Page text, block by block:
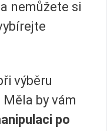
a nemůžete si
výběru
Měla by vám
po